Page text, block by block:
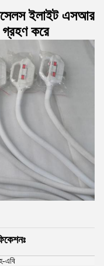
ইলাইট এসআর
গ্রহণ করে
এবি